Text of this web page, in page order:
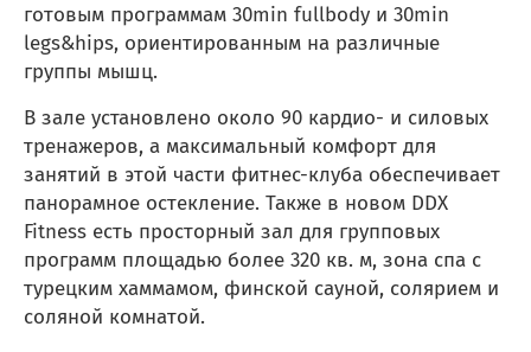
готовым программам 30min fullbody и 30min
legs&hips, ориентированным на различные
группы мышц.
В зале установлено около 90 кардио- и силовых
тренажеров, а максимальный комфорт для
занятий в этой части фитнес-клуба обеспечивает
панорамное остекление. Также в новом DDX
Fitness есть просторный зал для групповых
программ площадью более 320 кв. м, зона спа с
турецким хаммамом, финской сауной, солярием и
соляной комнатой.